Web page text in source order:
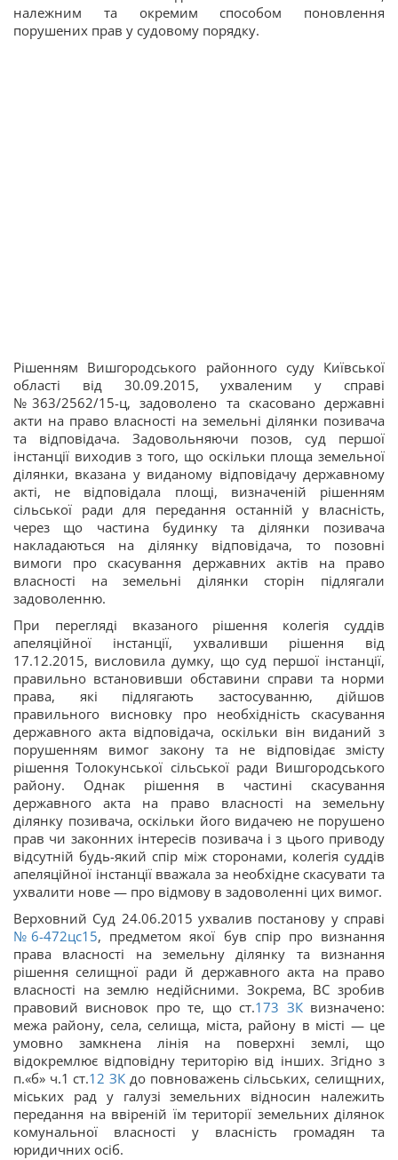
належним та окремим способом поновлення
порушених прав у судовому порядку.
Рішенням Вишгородського районного суду Київської
області від 30.09.2015, ухваленим у справі
№363/2562/15-ц, задоволено та скасовано державні
акти на право власності на земельні ділянки позивача
та відповідача. Задовольняючи позов, суд першої
інстанції виходив з того, що оскільки площа земельної
ділянки, вказана у виданому відповідачу державному
акті, не відповідала площі, визначеній рішенням
сільської ради для передання останній у власність,
через що частина будинку та ділянки позивача
накладаються на ділянку відповідача, то позовні
вимоги про скасування державних актів на право
власності на земельні ділянки сторін підлягали
задоволенню.
При перегляді вказаного рішення колегія суддів
апеляційної інстанції, ухваливши рішення від
17.12.2015, висловила думку, що суд першої інстанції,
правильно встановивши обставини справи та норми
права, які підлягають застосуванню, дійшов
правильного висновку про необхідність скасування
державного акта відповідача, оскільки він виданий з
порушенням вимог закону та не відповідає змісту
рішення Толокунської сільської ради Вишгородського
району. Однак рішення в частині скасування
державного акта на право власності на земельну
ділянку позивача, оскільки його видачею не порушено
прав чи законних інтересів позивача і з цього приводу
відсутній будь-який спір між сторонами, колегія суддів
апеляційної інстанції вважала за необхідне скасувати та
ухвалити нове — про відмову в задоволенні цих вимог.
Верховний Суд 24.06.2015 ухвалив постанову у справі
№6-472цс15, предметом якої був спір про визнання
права власності на земельну ділянку та визнання
рішення селищної ради й державного акта на право
власності на землю недійсними. Зокрема, ВС зробив
правовий висновок про те, що ст.173 ЗКвизначено:
межа району, села, селища, міста, району в місті — це
умовно замкнена лінія на поверхні землі, що
відокремлює відповідну територію від інших. Згідно з
п.«б» ч.1 ст.12ЗК до повноважень сільських, селищних,
міських рад у галузі земельних відносин належить
передання на ввіреній їм території земельних ділянок
комунальної власності у власність громадян та
юридичних осіб.